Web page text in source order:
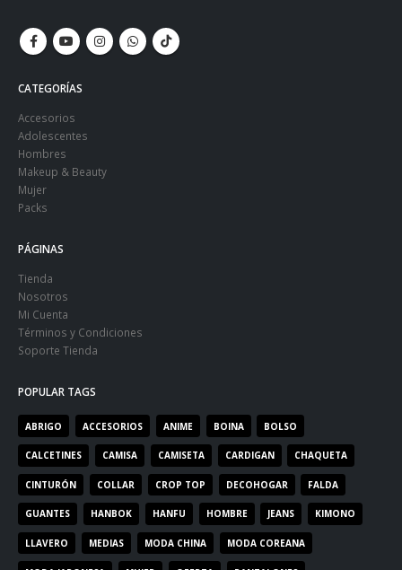
CATEGORÍAS
Accesorios
Adolescentes
Hombres
Makeup & Beauty
Mujer
Packs
PÁGINAS
Tienda
Nosotros
Mi Cuenta
Términos y Condiciones
Soporte Tienda
POPULAR TAGS
ABRIGO ACCESORIOS ANIME BOINA BOLSO
CALCETINES CAMISA CAMISETA CARDIGAN CHAQUETA
CINTURÓN COLLAR CROP TOP DECOHOGAR FALDA
GUANTES HANBOK HANFU HOMBRE JEANS KIMONO
LLAVERO MEDIAS MODA CHINA MODA COREANA